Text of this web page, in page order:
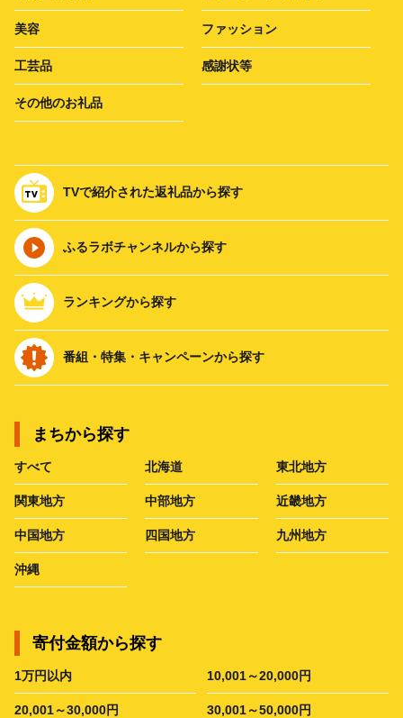
美容 ファッション
工芸品 感謝状等
その他のお礼品
TVで紹介された返礼品から探す
ふるラボチャンネルから探す
ランキングから探す
番組・特集・キャンペーンから探す
まちから探す
すべて 北海道 東北地方
関東地方 中部地方 近畿地方
中国地方 四国地方 九州地方
沖縄
寄付金額から探す
1万円以内 10,001～20,000円
20,001～30,000円 30,001～50,000円